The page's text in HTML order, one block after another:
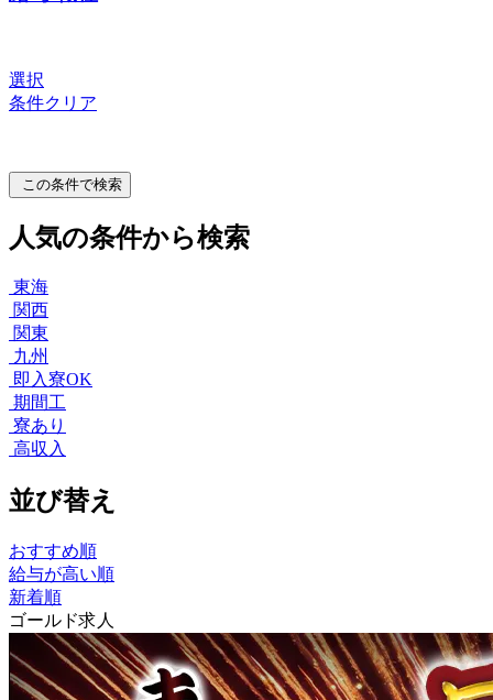
選択
条件クリア
この条件で検索
人気の条件から検索
東海
関西
関東
九州
即入寮OK
期間工
寮あり
高収入
並び替え
おすすめ順
給与が高い順
新着順
ゴールド求人